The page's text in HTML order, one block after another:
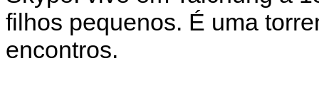
filhos pequenos. É uma
encontros.